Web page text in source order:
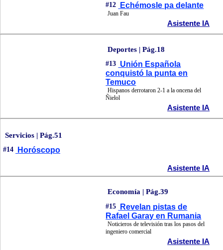
#12 Echémosle pa delante
Juan Fau
Asistente IA
Deportes | Pág.18
#13 Unión Española
conquistó la punta en
Temuco
Hispanos derrotaron 2-1 a la oncena del
Ñielol
Asistente IA
Servicios | Pág.51
#14 Horóscopo
Asistente IA
Economía | Pág.39
#15
Revelan pistas de
Rafael Garay en Rumania
Noticieros de televisión tras los pasos del
ingeniero comercial
Asistente IA